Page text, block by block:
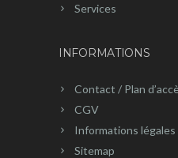
Services
INFORMATIONS
Contact / Plan
CGV
Informations légales
Sitemap